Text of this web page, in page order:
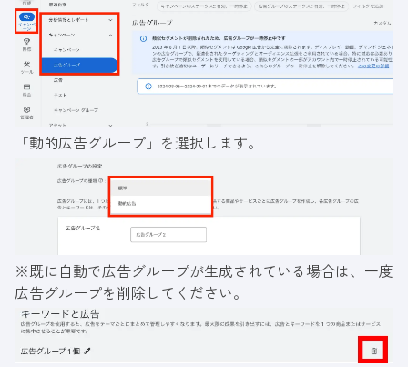
「動的広告グループ」を選択します。
※既に自動で広告グループが生成されている場合は、一度
広告グループを削除してください。